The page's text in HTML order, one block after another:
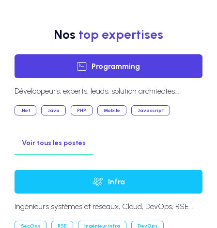
Nos top expertises
Programming
Développeurs, experts, leads, solution architectes...
.Net Java PHP Mobile Javascript
Voir tous les postes
Infra
Ingénieurs systèmes et réseaux, Cloud, DevOps, RSE...
SecOps RSE Ingénieur infra DevOps